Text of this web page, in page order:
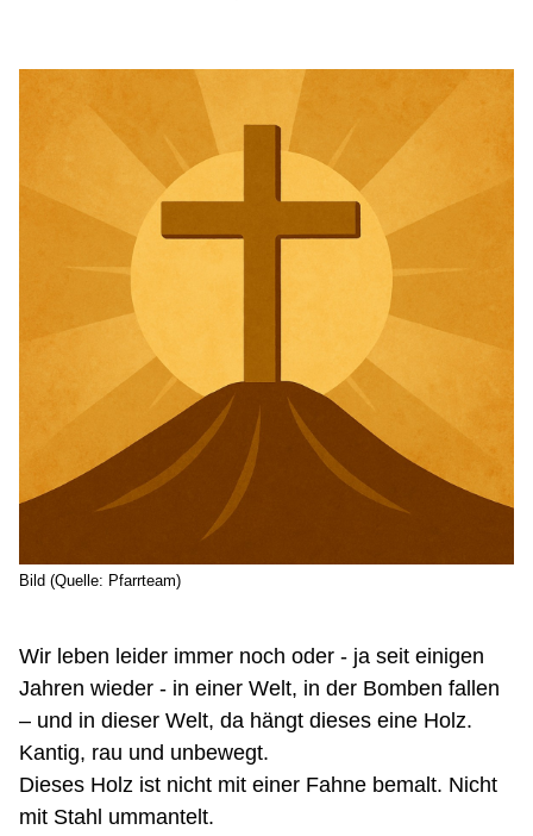
Bild (Quelle: Pfarrteam)
Wir leben leider immer noch oder - ja seit einigen
Jahren wieder - in einer Welt, in der Bomben fallen
– und in dieser Welt, da hängt dieses eine Holz.
Kantig, rau und unbewegt.
Dieses Holz ist nicht mit einer Fahne bemalt. Nicht
mit Stahl ummantelt.